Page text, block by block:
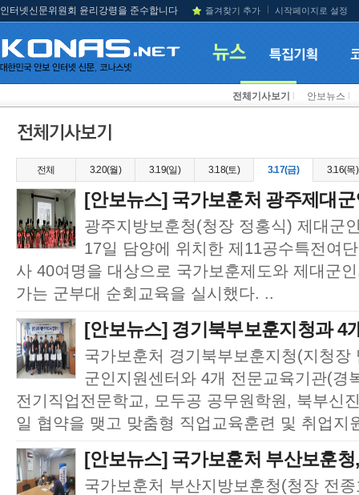
인터넷신문위원회 윤리강령을 준수합니다 즐겨찾기 추가 시작페이지로 설정
전체기사보기 안보뉴스
전체 3.20(월) 3.19(일) 3.18(토) 3.17(금) 3.16(목)
[안보뉴스] 국가보훈처 광주제대군
광주지방보훈청(청장 정홍식) 제대군
17일 담양에 위치한 제11공수특전여
사 40여명을 대상으로 국가보훈제도와 제대군
가는 군부대 순회교육을 실시했다. ..
[안보뉴스] 경기북부보훈지청과 4
국가보훈처 경기북부보훈지청(지청장
군인지원센터와 4개 전문교육기관(경
전기직업전문학교, 모두공 공무원학원, 북부신
일 협약을 맺고 맞춤형 직업교육훈련 및 취업지
[안보뉴스] 국가보훈처 부산보훈
국가보훈처 부산지방보훈청(청장 전